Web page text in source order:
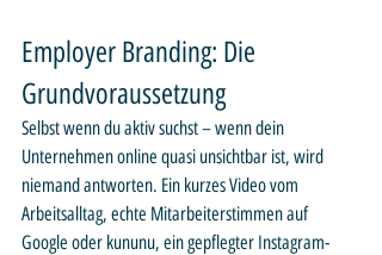
Employer Branding: Die
Grundvoraussetzung
Selbst wenn du aktiv suchst – wenn dein
Unternehmen online quasi unsichtbar ist, wird
niemand antworten. Ein kurzes Video vom
Arbeitsalltag, echte Mitarbeiterstimmen auf
Google oder kununu, ein gepflegter Instagram-